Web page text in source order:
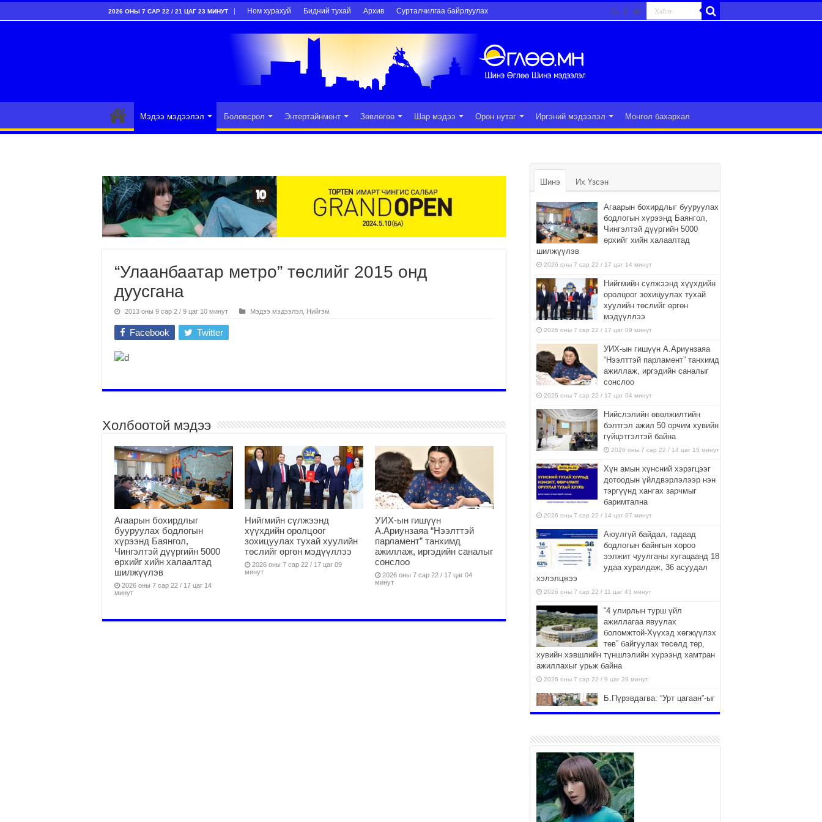
2026 ОНЫ 7 САР 22 / 21 ЦАГ 23 МИНУТ Ном хурахуй Бидний тухай Архив Сурталчилгаа байрлуулах
Мэдээ мэдээлэл Боловсрол Энтертайнмент Зөвлөгөө Шар мэдээ Орон нутаг Иргэний мэдээлэл Монгол бахархал
“Улаанбаатар метро” төслийг 2015 онд
дуусгана
2013 оны 9 сар 2 / 9 цаг 10 минут Мэдээ мэдээлэл Нийгэм
Facebook Twitter
Холбоотой мэдээ
Агаарын бохирдлыг
бууруулах бодлогын
хүрээнд Баянгол,
Чингэлтэй дүүргийн 5000
өрхийг хийн халаалтад
шилжүүлэв
2026 оны 7 сар 22 / 17 цаг 14
минут
Нийгмийн сүлжээнд
хүүхдийн оролцоог
зохицуулах тухай хуулийн
төслийг өргөн мэдүүллээ
2026 оны 7 сар 22 / 17 цаг 09
минут
УИХ-ын гишүүн
А.Ариунзаяа “Нээлттэй
парламент” танхимд
ажиллаж, иргэдийн саналыг
сонслоо
2026 оны 7 сар 22 / 17 цаг 04
минут
Шинэ Их Үзсэн
Агаарын бохирдлыг бууруулах
бодлогын хүрээнд Баянгол,
Чингэлтэй дүүргийн 5000
өрхийг хийн халаалтад
шилжүүлэв
2026 оны 7 сар 22 / 17 цаг 14 минут
Нийгмийн сүлжээнд хүүхдийн
оролцоог зохицуулах тухай
хуулийн төслийг өргөн
мэдүүллээ
2026 оны 7 сар 22 / 17 цаг 09 минут
УИХ-ын гишүүн А.Ариунзаяа
“Нээлттэй парламент” танхимд
ажиллаж, иргэдийн саналыг
сонслоо
2026 оны 7 сар 22 / 17 цаг 04 минут
Нийслэлийн өвөлжилтийн
бэлтгэл ажил 50 орчим хувийн
гүйцэтгэлтэй байна
2026 оны 7 сар 22 / 14 цаг 15 минут
Хүн амын хүнсний хэрэгцээг
дотоодын үйлдвэрлэлээр нэн
тэргүүнд хангах зарчмыг
баримтална
2026 оны 7 сар 22 / 14 цаг 07 минут
Аюулгүй байдал, гадаад
бодлогын байнгын хороо
ээлжит чуулганы хугацаанд 18
удаа хуралдаж, 36 асуудал
хэлэлцжээ
2026 оны 7 сар 22 / 11 цаг 43 минут
“4 улирлын турш үйл
ажиллагаа явуулах
боломжтой-Хүүхэд хөгжүүлэх
төв” байгуулах төсөлд төр,
хувийн хэвшлийн түншлэлийн хүрээнд хамтран
ажиллахыг урьж байна
2026 оны 7 сар 22 / 9 цаг 28 минут
Б.Пүрэвдагва: “Урт цагаан”-ыг
2026 оны 7 сар 21 / 16 цаг 47 минут
Тусгай замын автобус /BRT/
төслийн удирдах хорооны
ээлжит хуралдаан боллоо
2026 оны 7 сар 21 / 16 цаг 43 минут
Ерөнхий сайд Н.Учрал БНХАУ-